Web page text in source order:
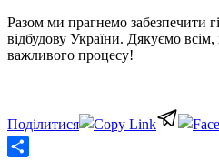
Разом ми прагнемо забезпечити
відбудову України. Дякуємо
важливого процесу!